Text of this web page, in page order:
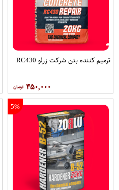
ترمیم کننده بتن شرکت زرلو RC430
۴۵۰,۰۰۰
5%